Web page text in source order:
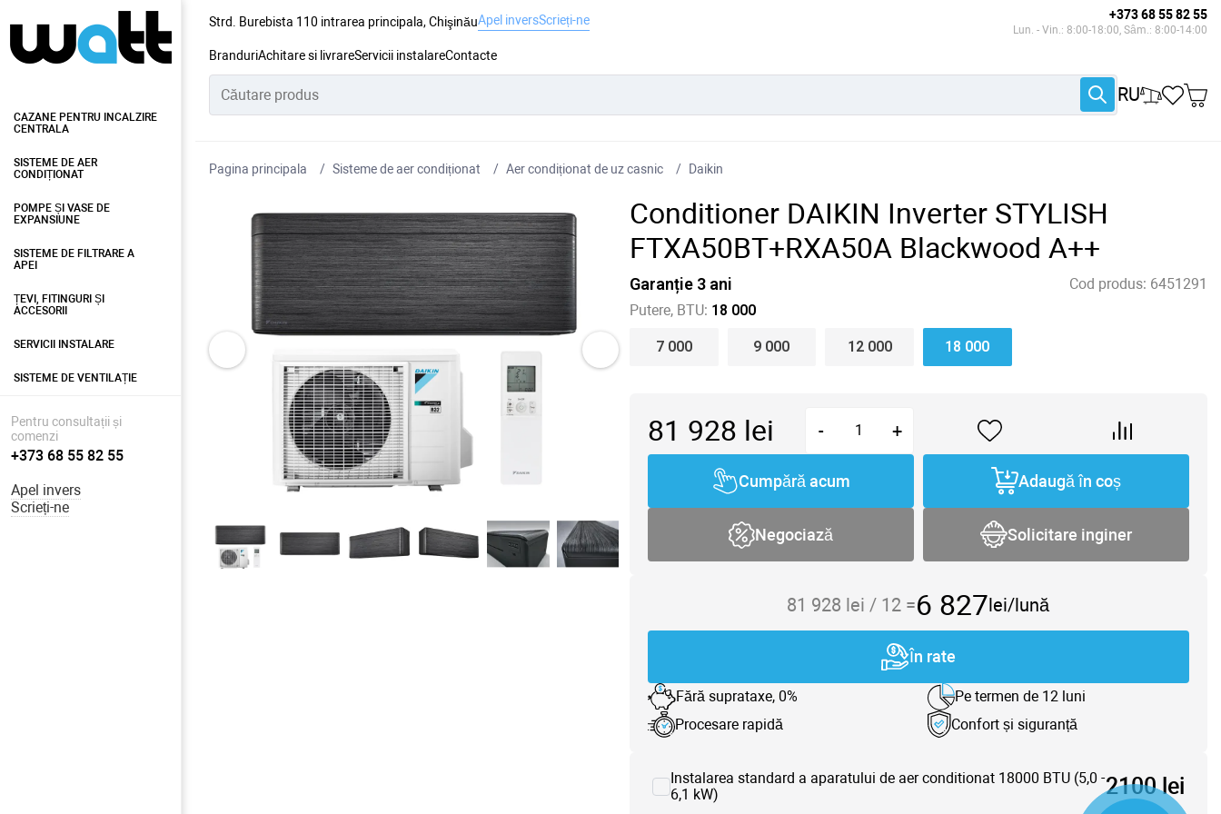
Strd. Burebista 110 intrarea principala, ChişinăuApel inversScrieți-ne +373 68 55 82 55
Lun. - Vin.: 8:00-18:00, Sâm.: 8:00-14:00
BranduriAchitare si livrareServicii instalareContacte
RU
CAZANE PENTRU INCALZIRE
CENTRALA
SISTEME DE AER
CONDIȚIONAT
POMPE ȘI VASE DE
EXPANSIUNE
SISTEME DE FILTRARE A
APEI
ȚEVI, FITINGURI ȘI
ACCESORII
SERVICII INSTALARE
SISTEME DE VENTILAȚIE
Pentru consultații și
comenzi
+373 68 55 82 55
Apel invers
Scrieți-ne
Pagina principala Sisteme de aer condiționat Aer condiționat de uz casnic Daikin
Conditioner DAIKIN Inverter STYLISH
FTXA50BT+RXA50A Blackwood A++
Garanție 3 ani Cod produs: 6451291
Putere, BTU: 18 000
7 000 9 000 12 000 18 000
81 928 lei - +
Cumpără acum Adaugă în coș
Negociază Solicitare inginer
81 928 lei / 12 =6 827lei/lună
În rate
Fără suprataxe, 0%
Pe termen de 12 luni
Procesare rapidă
Confort și siguranță
Instalarea standard a aparatului de aer conditionat 18000 BTU (5,0 -
6,1 kW)
2100 lei